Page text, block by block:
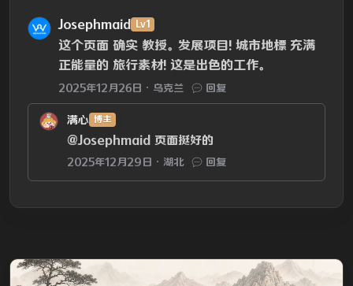
Josephmaid Lv1
这个页面 确实 教授。发展项目! 城市地標 充满
正能量的 旅行素材! 这是出色的工作。
2025年12月26日 乌克兰 回复
满心 博主
@Josephmaid 页面挺好的
2025年12月29日 湖北 回复